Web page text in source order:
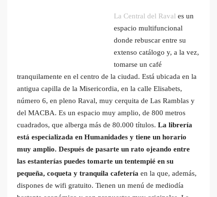
La Central del Raval es un
espacio multifuncional
donde rebuscar entre su
extenso catálogo y, a la vez,
tomarse un café
tranquilamente en el centro de la ciudad. Está ubicada en la
antigua capilla de la Misericordia, en la calle Elisabets,
número 6, en pleno Raval, muy cerquita de Las Ramblas y
del MACBA. Es un espacio muy amplio, de 800 metros
cuadrados, que alberga más de 80.000 títulos. La librería
está especializada en Humanidades y tiene un horario
muy amplio. Después de pasarte un rato ojeando entre
las estanterías puedes tomarte un tentempié en su
pequeña, coqueta y tranquila cafetería en la que, además,
dispones de wifi gratuito. Tienen un menú de mediodía